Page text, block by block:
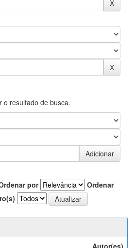
o resultado de busca.
por
Ordenar
Autor(es)